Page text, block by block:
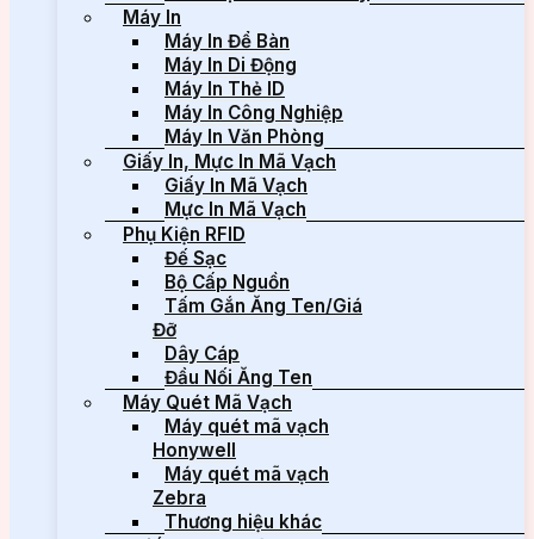
Máy In
Máy In Để Bàn
Máy In Di Động
Máy In Thẻ ID
Máy In Công Nghiệp
Máy In Văn Phòng
Giấy In, Mực In Mã Vạch
Giấy In Mã Vạch
Mực In Mã Vạch
Phụ Kiện RFID
Đế Sạc
Bộ Cấp Nguồn
Tấm Gắn Ăng Ten/Giá
Đỡ
Dây Cáp
Đầu Nối Ăng Ten
Máy Quét Mã Vạch
Máy quét mã vạch
Honywell
Máy quét mã vạch
Zebra
Thương hiệu khác